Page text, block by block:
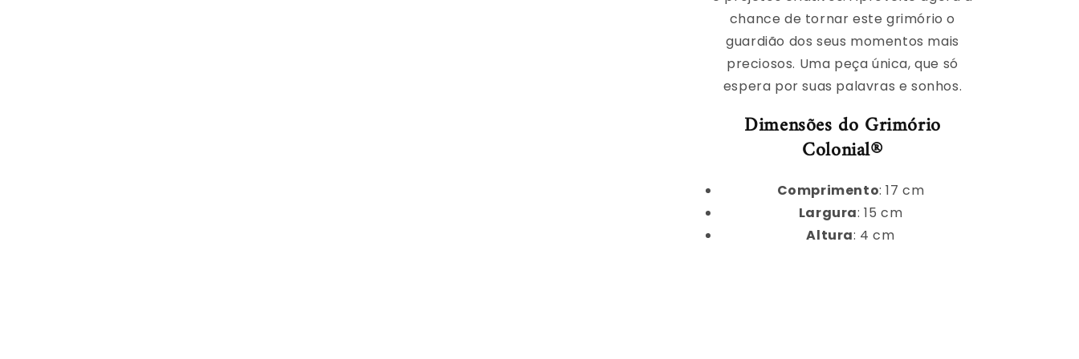
chance de tornar este grimório o
guardião dos seus momentos mais
preciosos. Uma peça única, que só
espera por suas palavras e sonhos.
Dimensões do Grimório
Colonial®
Comprimento: 17 cm
Largura: 15 cm
Altura: 4 cm